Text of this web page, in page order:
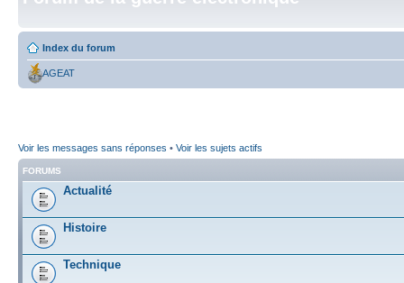
Index du forum
AGEAT
Voir les messages sans réponses • Voir les sujets actifs
FORUMS
Actualité
Histoire
Technique